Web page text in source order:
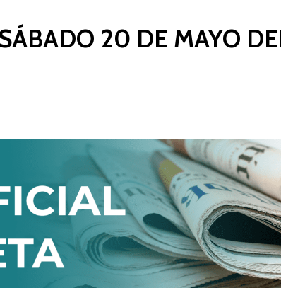
20 DE MAYO